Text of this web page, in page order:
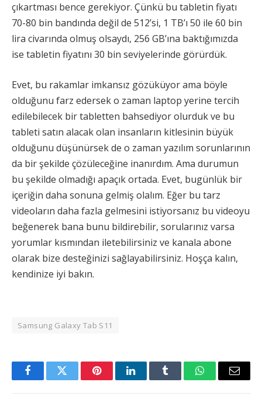
çıkartması bence gerekiyor. Çünkü bu tabletin fiyatı
70-80 bin bandında değil de 512’si, 1 TB’ı 50 ile 60 bin
lira civarında olmuş olsaydı, 256 GB’ına baktığımızda
ise tabletin fiyatını 30 bin seviyelerinde görürdük.
Evet, bu rakamlar imkansız gözüküyor ama böyle
olduğunu farz edersek o zaman laptop yerine tercih
edilebilecek bir tabletten bahsediyor olurduk ve bu
tableti satın alacak olan insanların kitlesinin büyük
olduğunu düşünürsek de o zaman yazılım sorunlarının
da bir şekilde çözüleceğine inanırdım. Ama durumun
bu şekilde olmadığı apaçık ortada. Evet, bugünlük bir
içeriğin daha sonuna gelmiş olalım. Eğer bu tarz
videoların daha fazla gelmesini istiyorsanız bu videoyu
beğenerek bana bunu bildirebilir, sorularınız varsa
yorumlar kısmından iletebilirsiniz ve kanala abone
olarak bize desteğinizi sağlayabilirsiniz. Hoşça kalın,
kendinize iyi bakın.
Samsung Galaxy Tab S11
FacebookTwitter PinterestLinkedInTumblr WhatsAppEmail